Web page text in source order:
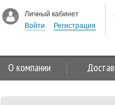
О компании
Личный кабинет
Войти
Регистрация